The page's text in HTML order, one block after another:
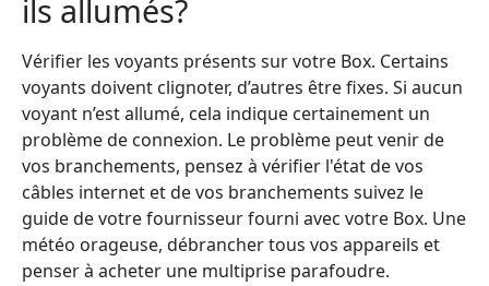
ils allumés?
Vérifier les voyants présents sur votre Box. Certains
voyants doivent clignoter, d’autres être fixes. Si aucun
voyant n’est allumé, cela indique certainement un
problème de connexion. Le problème peut venir de
vos branchements, pensez à vérifier l'état de vos
câbles internet et de vos branchements suivez le
guide de votre fournisseur fourni avec votre Box. Une
météo orageuse, débrancher tous vos appareils et
penser à acheter une multiprise parafoudre.